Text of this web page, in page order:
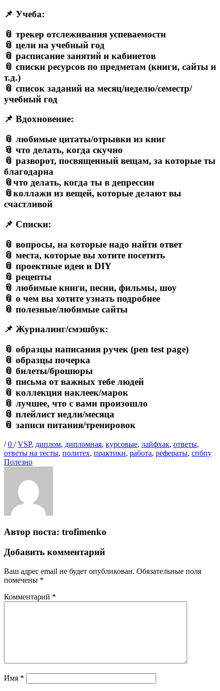
📌 Учеба:
📎 трекер отслеживания успеваемости
📎 цели на учебный год
📎 расписание занятий и кабинетов
📎 списки ресурсов по предметам (книги, сайты и
т.д.)
📎 список заданий на месяц/неделю/семестр/
учебный год
📌 Вдохновение:
📎 любимые цитаты/отрывки из книг
📎 что делать, когда скучно
📎 разворот, посвященный вещам, за которые ты
благодарна
📎что делать, когда ты в депрессии
📎коллажи из вещей, которые делают вы
счастливой
📌 Списки:
📎 вопросы, на которые надо найти ответ
📎 места, которые вы хотите посетить
📎 проектные идеи и DIY
📎 рецепты
📎 любимые книги, песни, фильмы, шоу
📎 о чем вы хотите узнать подробнее
📎 полезные/любимые сайты
📌 Журналинг/смэшбук:
📎 образцы написания ручек (pen test page)
📎 образцы почерка
📎 билеты/брошюры
📎 письма от важных тебе людей
📎 коллекция наклеек/марок
📎 лучшее, что с вами произошло
📎 плейлист недли/месяца
📎 записи питания/тренировок
Опубликовано
/ 0 / Теги
VSP, диплом, дипломная, курсовые, лайфхак, ответы,
ответы на тесты, политех, практики, работа, рефераты, спбпу
Полезно
Автор поста: trofimenko
Добавить комментарий
Ваш адрес email не будет опубликован. Обязательные поля
помечены *
Комментарий *
Имя *